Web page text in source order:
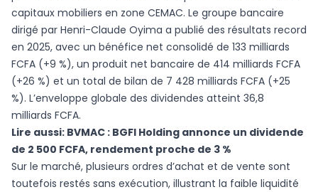
capitaux mobiliers en zone CEMAC. Le groupe bancaire
dirigé par Henri-Claude Oyima a publié des résultats record
en 2025, avec un bénéfice net consolidé de 133 milliards
FCFA (+9 %), un produit net bancaire de 414 milliards FCFA
(+26 %) et un total de bilan de 7 428 milliards FCFA (+25
%). L’enveloppe globale des dividendes atteint 36,8
milliards FCFA.
Lire aussi: BVMAC : BGFI Holding annonce un dividende
de 2 500 FCFA, rendement proche de 3 %
Sur le marché, plusieurs ordres d’achat et de vente sont
toutefois restés sans exécution, illustrant la faible liquidité